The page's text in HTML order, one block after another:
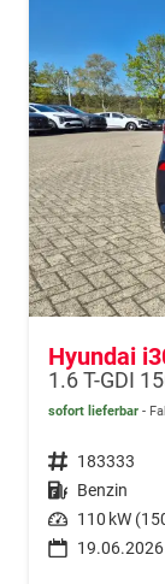
Hyundai
sofort lieferbar
Fahrzeugnr. 183333
Kraftstoff Benzin
Leistung 110 kW
19.06.2026